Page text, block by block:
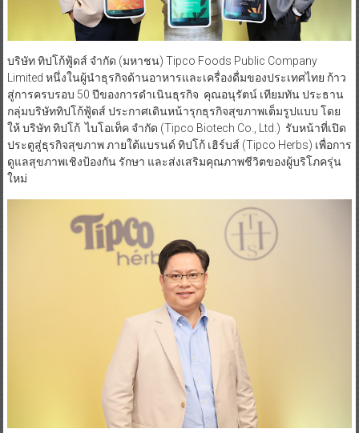
บริษัท ทิปโก้ฟู้ดส์ จำกัด (มหาชน) Tipco Foods Public Company
Limited หนึ่งในผู้นำธุรกิจด้านอาหารและเครื่องดื่มของประเทศไทย ก้าว
สู่การครบรอบ 50 ปีของการดำเนินธุรกิจ คุณอนุรัตน์ เทียมทัน ประธาน
กลุ่มบริษัททิปโก้ฟู้ดส์ ประกาศเดินหน้ารุกธุรกิจสุขภาพเต็มรูปแบบ โดย
ให้ บริษัท ทิปโก้ ไบโอเท็ค จำกัด (Tipco Biotech Co., Ltd.) รับหน้าที่เปิด
ประตูสู่ธุรกิจสุขภาพ ภายใต้แบรนด์ ทิปโก้ เฮิร์บส์ (Tipco Herbs) เพื่อการ
ดูแลสุขภาพเชิงป้องกัน รักษา และส่งเสริมคุณภาพชีวิตของผู้บริโภครุ่น
ใหม่